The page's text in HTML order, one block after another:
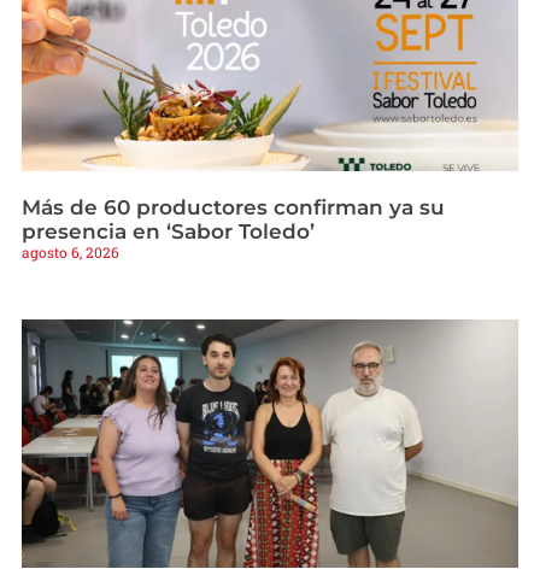
Más de 60 productores confirman ya su
presencia en ‘Sabor Toledo’
agosto 6, 2026